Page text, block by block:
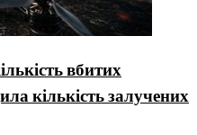
вбитих
кількість залучених